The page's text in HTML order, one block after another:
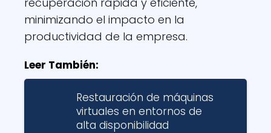
minimizando el impacto en la
productividad de la empresa.
Leer También:
Restauración de máquinas
virtuales en entornos de
alta disponibilidad